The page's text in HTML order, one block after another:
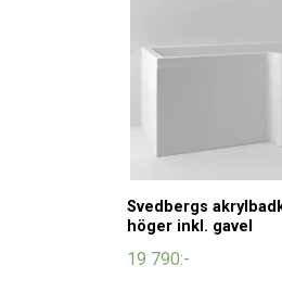
Svedbergs
höger inkl. gavel
19 790:-